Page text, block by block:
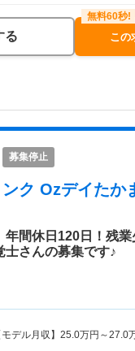
る この
募集停止
ク Ozデイたか
年間休日120日！残
士さんの募集です♪
モデル月収】 25.0万円～27.0